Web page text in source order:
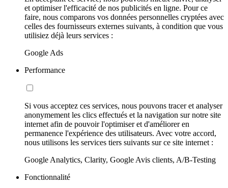
et optimiser l'efficacité de nos publicités en ligne. Pour ce
faire, nous comparons vos données personnelles cryptées avec
celles des fournisseurs externes suivants, à condition que vous
utilisiez déjà leurs services :
Google Ads
Performance
Si vous acceptez ces services, nous pouvons tracer et analyser
anonymement les clics effectués et la navigation sur notre site
internet afin de pouvoir l'optimiser et d'améliorer en
permanence l'expérience des utilisateurs. Avec votre accord,
nous utilisons les services tiers suivants sur ce site internet :
Google Analytics, Clarity, Google Avis clients, A/B-Testing
Fonctionnalité